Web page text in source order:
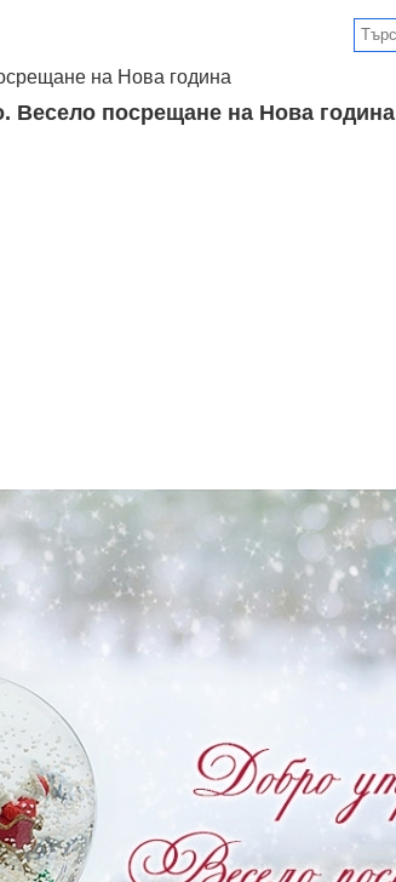
на Нова година
Весело посрещане на Нова година